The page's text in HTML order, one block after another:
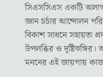
সিএসসিএস একটি
জ্ঞান চর্চার আন্দোলন
বিকাশ সাধনে সহায়তা
উপলব্ধির ও
মননের এই জায়গায়